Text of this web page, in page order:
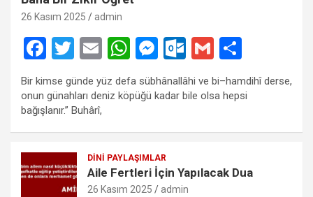
26 Kasım 2025 admin
F
ce
b
o
o
k
T
wi
tt
er
E
m
ail
W
h
at
A
p
p
M
es
se
g
er
O
ut
lo
k.
o
G
m
ail
h
ar
Bir kimse günde yüz defa sübhânallâhi ve bi–hamdihî derse,
onun günahları deniz köpüğü kadar bile olsa hepsi
bağışlanır.” Buhârî,
DINI PAYLAŞIMLAR
Aile Fertleri İçin Yapılacak Dua
26 Kasım 2025 admin